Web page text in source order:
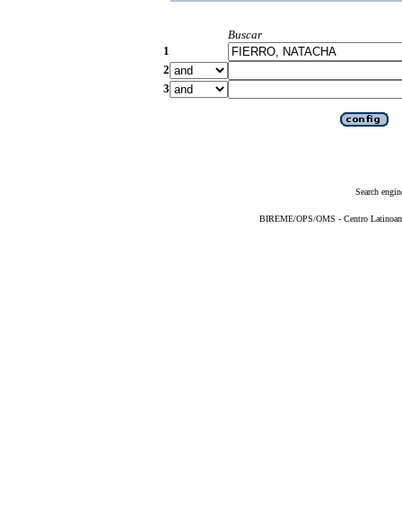
Buscar
1
2
3
Search
BIREME/OPS/OMS - Centro